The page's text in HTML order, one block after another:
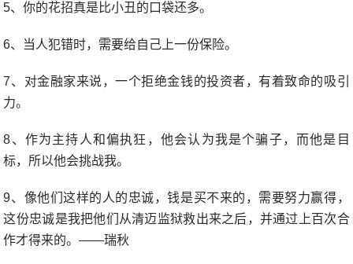
5、你的花招真是比小丑的口袋还多。
6、当人犯错时，需要给自己上一份保险。
7、对金融家来说，一个拒绝金钱的投资者，有着致命的吸引
力。
8、作为主持人和偏执狂，他会认为我是个骗子，而他是目
标，所以他会挑战我。
9、像他们这样的人的忠诚，钱是买不来的，需要努力赢得，
这份忠诚是我把他们从清迈监狱救出来之后，并通过上百次合
作才得来的。——瑞秋